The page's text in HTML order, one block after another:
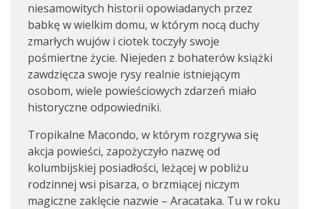
niesamowitych historii opowiadanych przez
babkę w wielkim domu, w którym nocą duchy
zmarłych wujów i ciotek toczyły swoje
pośmiertne życie. Niejeden z bohaterów książki
zawdzięcza swoje rysy realnie istniejącym
osobom, wiele powieściowych zdarzeń miało
historyczne odpowiedniki.
Tropikalne Macondo, w którym rozgrywa się
akcja powieści, zapożyczyło nazwę od
kolumbijskiej posiadłości, leżącej w pobliżu
rodzinnej wsi pisarza, o brzmiącej niczym
magiczne zaklęcie nazwie – Aracataka. Tu w roku